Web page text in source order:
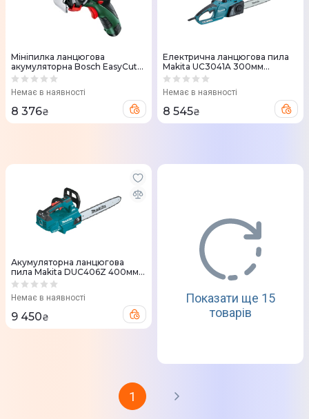
Мiнiпилка ланцюгова
акумуляторна Bosch EasyCut
10,8В (0.603.3C9.020)
Немає в наявності
8 376₴
Електрична ланцюгова пила
Makita UC3041A 300мм
(UC3041A)
Немає в наявності
8 545₴
Акумуляторна ланцюгова
пила Makita DUC406Z 400мм
(DUC406Z)
Немає в наявності
9 450₴
Показати ще 15
товарів
1